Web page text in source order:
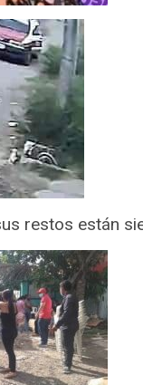
restos están